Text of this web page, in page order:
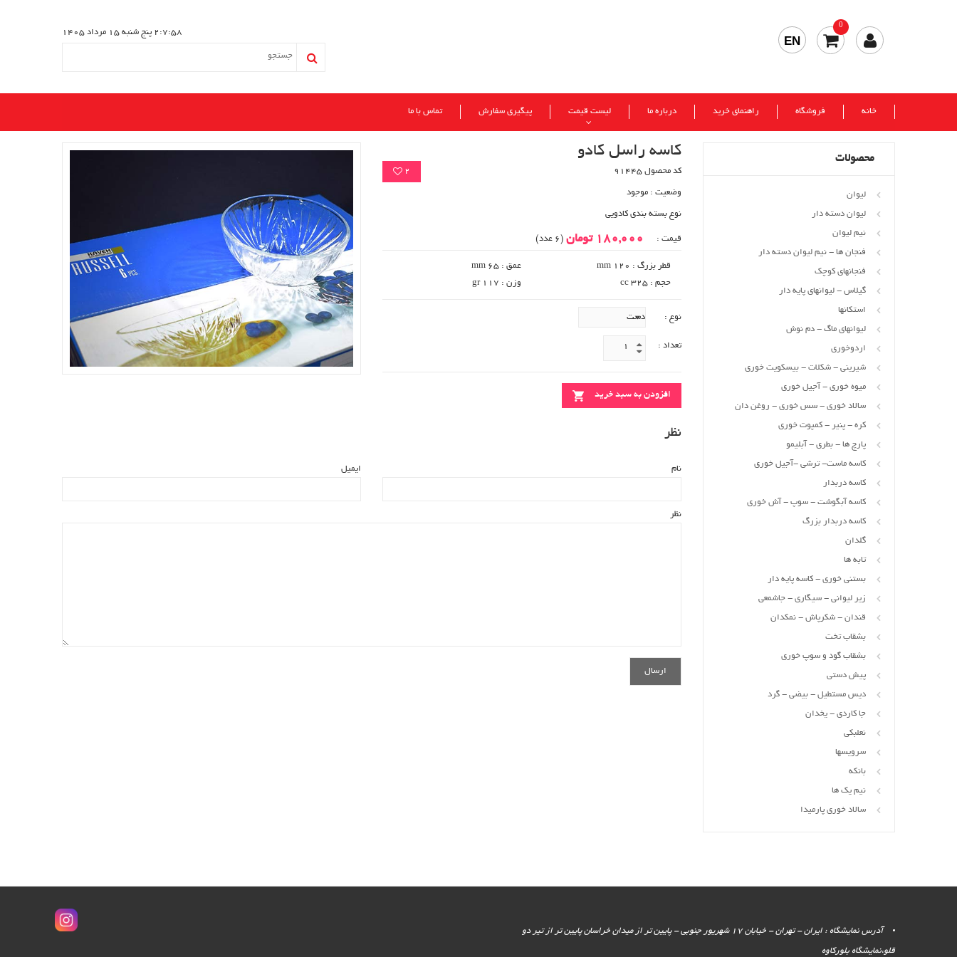
2:7:58 پنج شنبه 15 مرداد 1405
0
EN
خانه فروشگاه راهنمای خرید درباره ما لیست قیمت پیگیری سفارش تماس با ما
کاسه راسل کادو
2 کد محصول 91445
وضعیت : موجود
نوع بسته بندی کادویی
قیمت : 180,000 تومان (6 عدد)
قطر بزرگ : 120 mm
عمق : 65 mm
حجم : 325 cc
وزن : 117 gr
نوع :
تعداد :
افزودن به سبد خرید
نظر
ایمیل نام
نظر
محصولات
لیوان
لیوان دسته دار
نیم لیوان
فنجان ها - نیم لیوان دسته دار
فنجانهای کوچک
گیلاس - لیوانهای پایه دار
استکانها
لیوانهای ماگ - دم نوش
اردوخوری
شیرینی - شکلات - بیسکویت خوری
میوه خوری - آجیل خوری
سالاد خوری - سس خوری - روغن دان
کره - پنیر - کمپوت خوری
پارچ ها - بطری - آبلیمو
کاسه ماست- ترشی -آجیل خوری
کاسه دربدار
کاسه آبگوشت - سوپ - آش خوری
کاسه دربدار بزرگ
گلدان
تابه ها
بستنی خوری - کاسه پایه دار
زیر لیوانی - سیگاری - جاشمعی
قندان - شکرپاش - نمکدان
بشقاب تخت
بشقاب گود و سوپ خوری
پیش دستی
دیس مستطیل - بیضی - گرد
جا کاردی - یخدان
نعلبکی
سرویسها
بانکه
نیم یک ها
سالاد خوری پارمیدا
آدرس نمایشگاه : ایران - تهران - خیابان 17 شهریور جنوبی - پایین تر از میدان خراسان پایین تر از تیر دو
قلو،نمایشگاه بلورکاوه